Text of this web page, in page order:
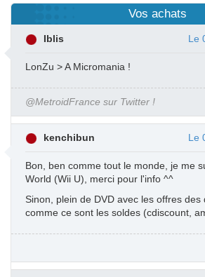
Vos achats
Iblis Le
LonZu > A Micromania !
@MetroidFrance sur Twitter !
kenchibun Le
Bon, ben comme tout le monde, je me
World (Wii U), merci pour l'info ^^
Sinon, plein de DVD avec les offres des
comme ce sont les soldes (cdiscount,